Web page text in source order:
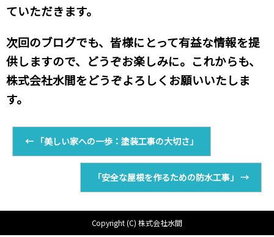
ていただきます。
次回のブログでも、皆様にとって有益な情報を提
供しますので、どうぞお楽しみに。これからも、
株式会社水間をどうぞよろしくお願いいたしま
す。
← 「美しい家への一歩：塗装工事の大切さ」
「安全な屋根を作るための防水工事」 →
Copyright (C) 株式会社水間